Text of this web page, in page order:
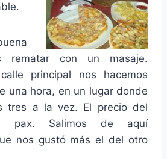
rematar con un masaje.
principal nos hacemos
una hora, en un lugar donde
tres a la vez. El precio del
pax. Salimos de aquí
nos gustó más el del otro